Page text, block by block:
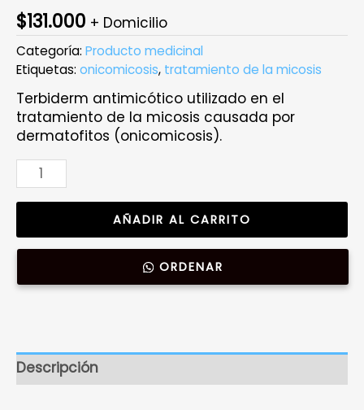
$131.000 + Domicilio
Categoría: Producto medicinal
Etiquetas: onicomicosis, tratamiento de la micosis
Terbiderm antimicótico utilizado en el
tratamiento de la micosis causada por
dermatofitos (onicomicosis).
Terbiderm
|
Tratamiento
la
|
250mg
cantidad
AÑADIR AL CARRITO
ORDENAR
Descripción